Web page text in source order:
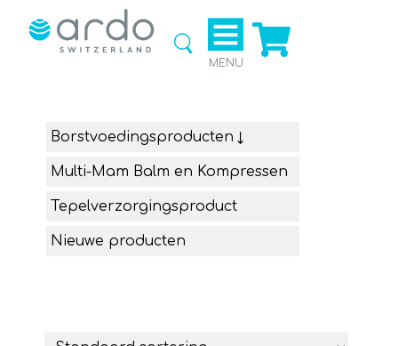
MENU
Borstvoedingsproducten
Multi-Mam Balm en Kompressen
Tepelverzorgingsproduct
Nieuwe producten